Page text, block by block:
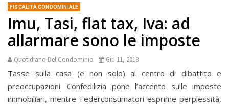
FISCALITÀ CONDOMINIALE
Imu, Tasi, flat tax, Iva: ad
allarmare sono le imposte
Quotidiano Del Condominio Giu 11, 2018
Tasse sulla casa (e non solo) al centro di dibattito e
preoccupazioni. Confedilizia pone l’accento sulle imposte
immobiliari, mentre Federconsumatori esprime perplessità,